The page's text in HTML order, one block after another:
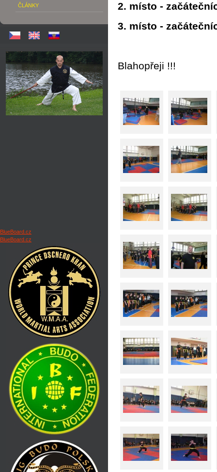
ČLÁNKY
BlueBoard.cz
BlueBoard.cz
2. místo -
3. místo -
Blahopřeji !!!